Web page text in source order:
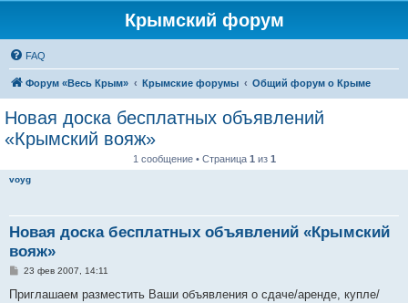
Крымский форум
FAQ
Форум «Весь Крым» Крымские форумы Общий форум о Крыме
Новая доска бесплатных объявлений
«Крымский вояж»
1 сообщение • Страница 1 из 1
voyg
Новая доска бесплатных объявлений «Крымский
вояж»
С
о
23 фев 2007, 14:11
Приглашаем разместить Ваши объявления о сдаче/аренде, купле/